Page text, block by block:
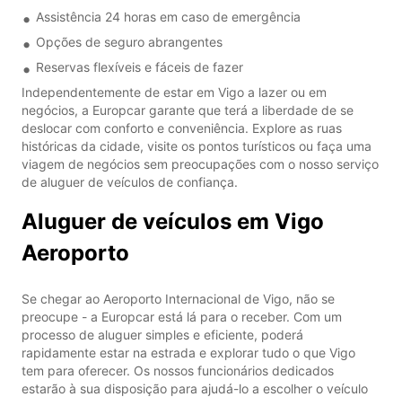
Assistência 24 horas em caso de emergência
Opções de seguro abrangentes
Reservas flexíveis e fáceis de fazer
Independentemente de estar em Vigo a lazer ou em
negócios, a Europcar garante que terá a liberdade de se
deslocar com conforto e conveniência. Explore as ruas
históricas da cidade, visite os pontos turísticos ou faça uma
viagem de negócios sem preocupações com o nosso serviço
de aluguer de veículos de confiança.
Aluguer de veículos em Vigo
Aeroporto
Se chegar ao Aeroporto Internacional de Vigo, não se
preocupe - a Europcar está lá para o receber. Com um
processo de aluguer simples e eficiente, poderá
rapidamente estar na estrada e explorar tudo o que Vigo
tem para oferecer. Os nossos funcionários dedicados
estarão à sua disposição para ajudá-lo a escolher o veículo